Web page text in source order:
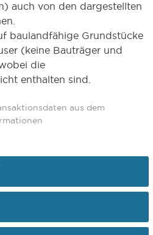
auch von den dargestellten
baulandfähige Grundstücke
(keine Bauträger und
die
enthalten sind.
aus dem